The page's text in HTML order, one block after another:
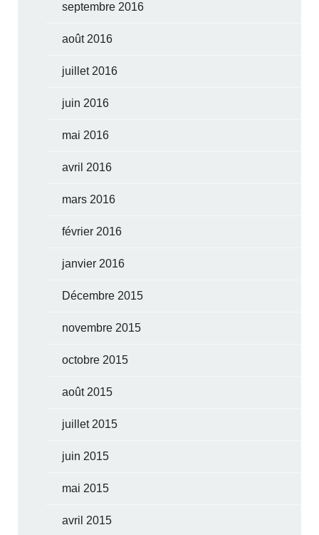
septembre 2016
août 2016
juillet 2016
juin 2016
mai 2016
avril 2016
mars 2016
février 2016
janvier 2016
Décembre 2015
novembre 2015
octobre 2015
août 2015
juillet 2015
juin 2015
mai 2015
avril 2015